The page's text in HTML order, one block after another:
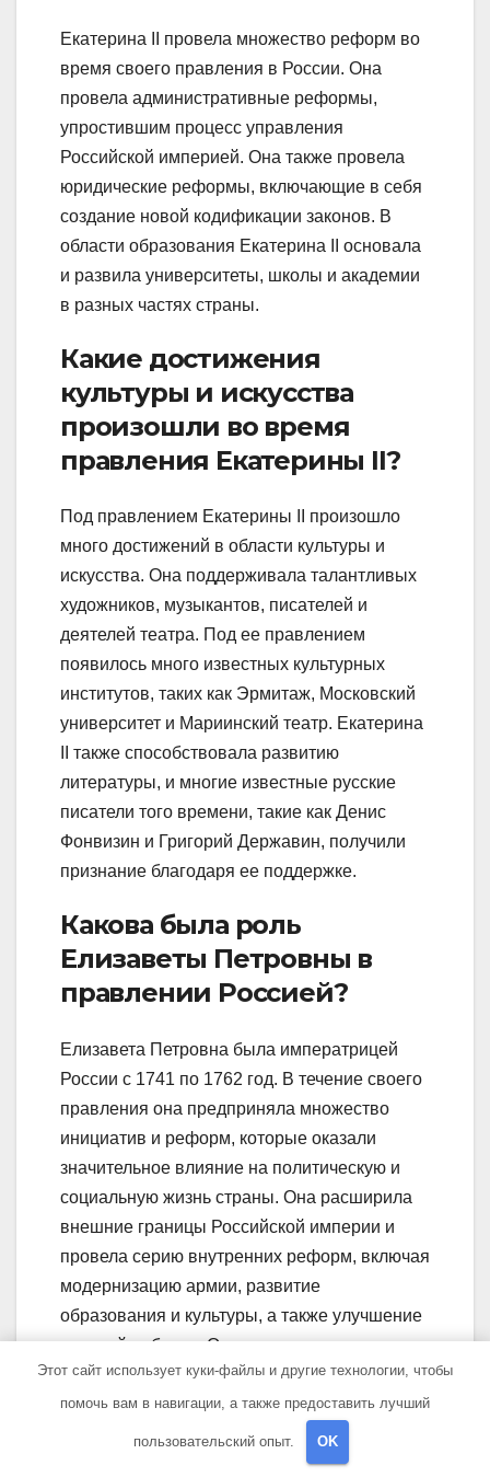
Екатерина II провела множество реформ во
время своего правления в России. Она
провела административные реформы,
упростившим процесс управления
Российской империей. Она также провела
юридические реформы, включающие в себя
создание новой кодификации законов. В
области образования Екатерина II основала
и развила университеты, школы и академии
в разных частях страны.
Какие достижения
культуры и искусства
произошли во время
правления Екатерины II?
Под правлением Екатерины II произошло
много достижений в области культуры и
искусства. Она поддерживала талантливых
художников, музыкантов, писателей и
деятелей театра. Под ее правлением
появилось много известных культурных
институтов, таких как Эрмитаж, Московский
университет и Мариинский театр. Екатерина
II также способствовала развитию
литературы, и многие известные русские
писатели того времени, такие как Денис
Фонвизин и Григорий Державин, получили
признание благодаря ее поддержке.
Какова была роль
Елизаветы Петровны в
правлении Россией?
Елизавета Петровна была императрицей
России с 1741 по 1762 год. В течение своего
правления она предприняла множество
инициатив и реформ, которые оказали
значительное влияние на политическую и
социальную жизнь страны. Она расширила
внешние границы Российской империи и
провела серию внутренних реформ, включая
модернизацию армии, развитие
образования и культуры, а также улучшение
условий рабочих. Она также провела ряд
внешнеполитических мероприятий, которые
помогли России стать более активным
игроком в европейской политике.
Этот сайт использует куки-файлы и другие технологии, чтобы
помочь вам в навигации, а также предоставить лучший
пользовательский опыт. OK